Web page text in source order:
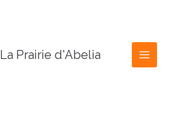
La Prairie d'Abelia